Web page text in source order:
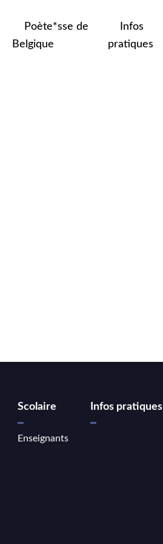
Poète*sse de
Belgique
Infos
pratiques
Scolaire
Enseignants
Infos pratiques